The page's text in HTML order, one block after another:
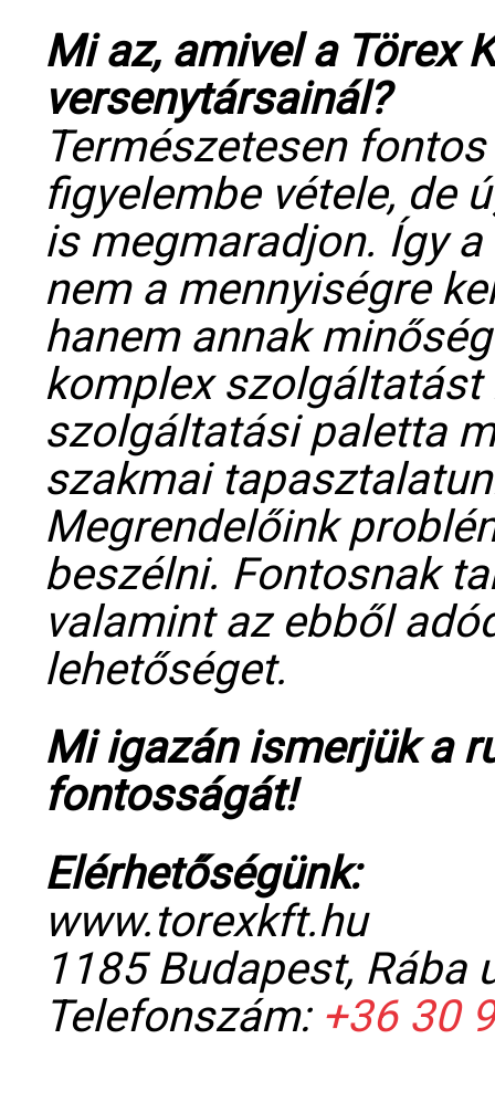
Mi az, amivel a Törex
versenytársainál?
Természetesen
figyelembe vétele, de
is megmaradjon. Így
nem a mennyiségre
hanem annak
komplex szolgáltatást
szolgáltatási paletta
szakmai
Megrendelőink
beszélni. Fontosnak
valamint az ebből
lehetőséget.
Mi igazán ismerjük a
fontosságát!
Elérhetőségünk:
www.torexkft.hu
1185 Budapest, Rába
Telefonszám: +36 30